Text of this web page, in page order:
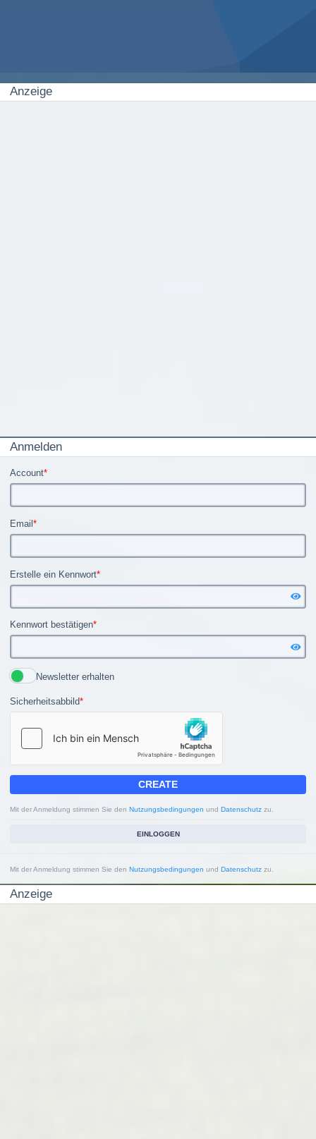
Anzeige
Anmelden
Account*
Email *
Erstelle ein Kennwort*
Kennwort bestätigen*
Newsletter erhalten
Sicherheitsabbild*
CREATE
Mit der Anmeldung stimmen Sie den Nutzungsbedingungen und Datenschutzzu.
EINLOGGEN
Mit der Anmeldung stimmen Sie den Nutzungsbedingungen und Datenschutzzu.
Anzeige